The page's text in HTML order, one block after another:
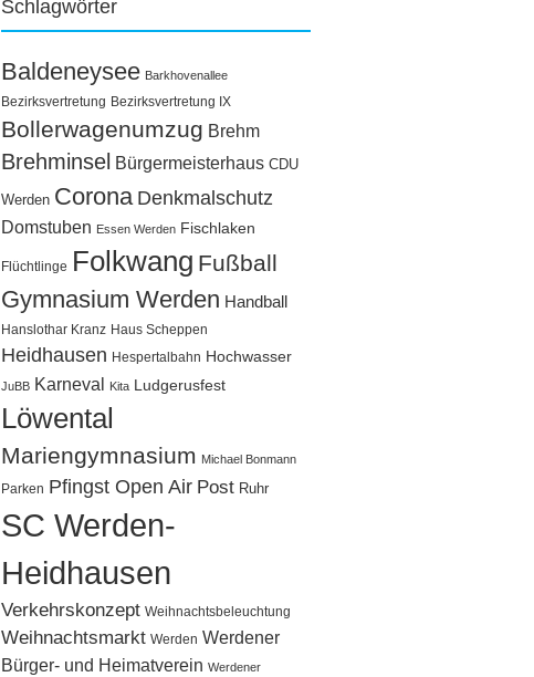
Schlagwörter
Baldeneysee Barkhovenallee
Bezirksvertretung Bezirksvertretung IX
Bollerwagenumzug Brehm
Brehminsel Bürgermeisterhaus CDU
Werden Corona Denkmalschutz
Domstuben Essen Werden Fischlaken
Flüchtlinge Folkwang Fußball
Gymnasium Werden Handball
Hanslothar Kranz Haus Scheppen
Heidhausen Hespertalbahn Hochwasser
JuBB Karneval Kita Ludgerusfest
Löwental
Mariengymnasium Michael Bonmann
Parken Pfingst Open Air Post Ruhr
SC Werden-
Heidhausen
Verkehrskonzept Weihnachtsbeleuchtung
Weihnachtsmarkt Werden Werdener
Bürger- und Heimatverein Werdener